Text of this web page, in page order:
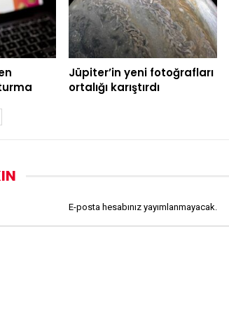
Jüpiter’in yeni fotoğrafları
ortalığı karıştırdı
E-posta hesabınız yayımlanmayacak.